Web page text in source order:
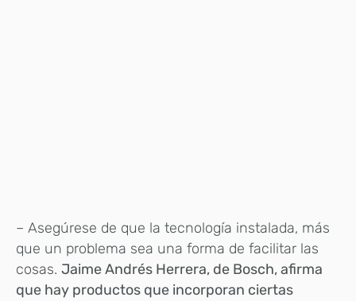
– Asegúrese de que la tecnología instalada, más
que un problema sea una forma de facilitar las
cosas. Jaime Andrés Herrera, de Bosch, afirma
que hay productos que incorporan ciertas